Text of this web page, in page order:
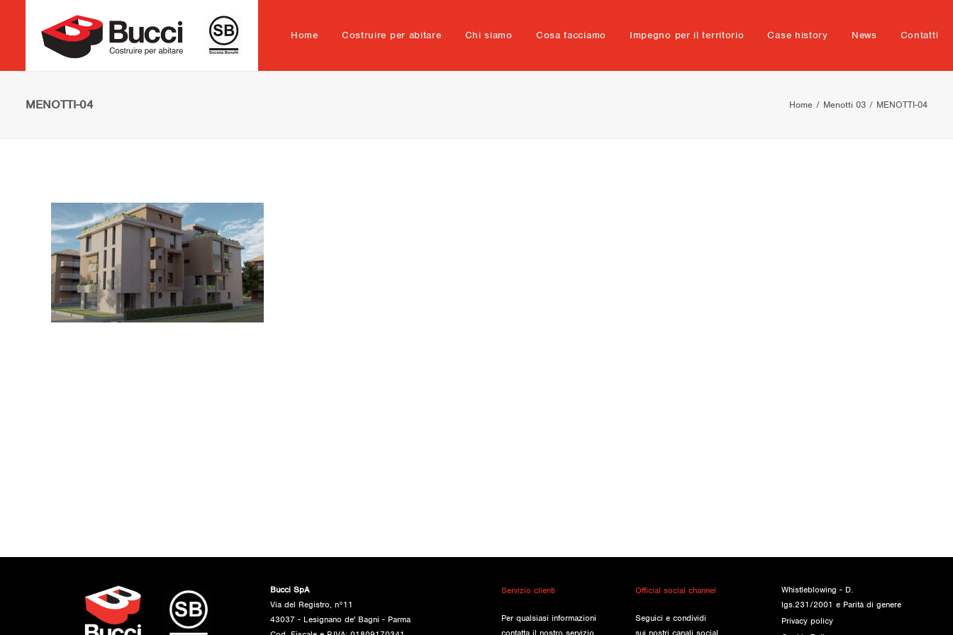
Home Costruire per abitare Chi siamo Cosa facciamo Impegno per il territorio Case history News Contatti
MENOTTI-04 Home Menotti 03 MENOTTI-04
Bucci SpA
Via del Registro, n°11
43037 - Lesignano de' Bagni - Parma
Servizio clienti
Per qualsiasi informazioni
Official social channel
Seguici e condividi
Whistleblowing - D.
lgs.231/2001 e Parità di genere
Privacy policy